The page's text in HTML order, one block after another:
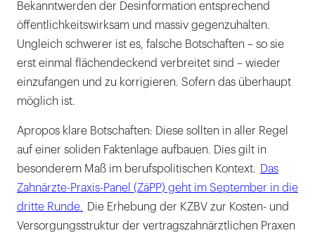
Bekanntwerden der Desinformation entsprechend
öffentlichkeitswirksam und massiv gegenzuhalten.
Ungleich schwerer ist es, falsche Botschaften – so sie
erst einmal flächendeckend verbreitet sind – wieder
einzufangen und zu korrigieren. Sofern das überhaupt
möglich ist.
Apropos klare Botschaften: Diese sollten in aller Regel
auf einer soliden Faktenlage aufbauen. Dies gilt in
besonderem Maß im berufspolitischen Kontext.
Das
Zahnärzte-Praxis-Panel (ZäPP) geht im September in die
dritte Runde.
Die Erhebung der KZBV zur Kosten- und
Versorgungsstruktur der vertragszahnärztlichen Praxen